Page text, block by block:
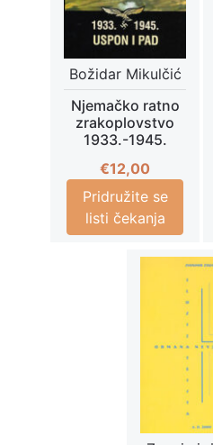
Božidar Mikulčić
Njemačko ratno
zrakoplovstvo
1933.-1945.
€12,00
Pridružite se
listi čekanja